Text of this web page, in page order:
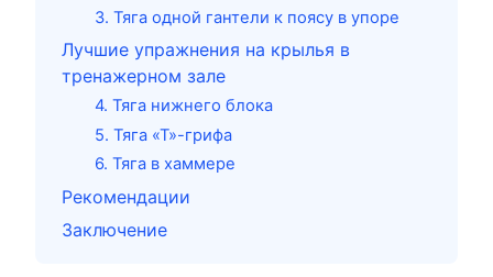
3. Тяга одной гантели к поясу в упоре
Лучшие упражнения на крылья в
тренажерном зале
4. Тяга нижнего блока
5. Тяга «Т»-грифа
6. Тяга в хаммере
Рекомендации
Заключение